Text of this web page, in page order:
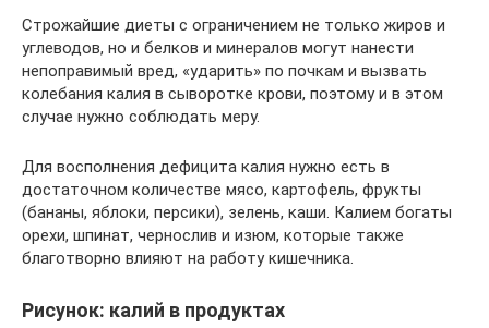
Строжайшие диеты с ограничением не только жиров и
углеводов, но и белков и минералов могут нанести
непоправимый вред, «ударить» по почкам и вызвать
колебания калия в сыворотке крови, поэтому и в этом
случае нужно соблюдать меру.
Для восполнения дефицита калия нужно есть в
достаточном количестве мясо, картофель, фрукты
(бананы, яблоки, персики), зелень, каши. Калием богаты
орехи, шпинат, чернослив и изюм, которые также
благотворно влияют на работу кишечника.
Рисунок: калий в продуктах